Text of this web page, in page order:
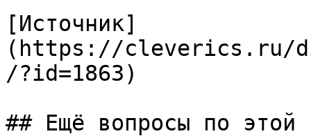
[Источник]
(https://cleverics.ru/
/?id=1863)
## Ещё вопросы по этой